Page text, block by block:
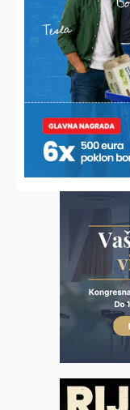
PREDSTAVLJENJE
Ovih 200 tisuća